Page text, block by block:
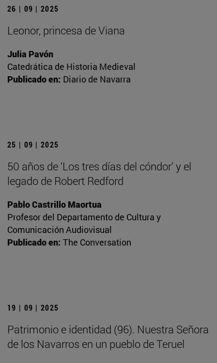
26 | 09 | 2025
Leonor, princesa de Viana
Julia Pavón
Catedrática de Historia Medieval
Publicado en: Diario de Navarra
25 | 09 | 2025
50 años de ‘Los tres días del cóndor’ y el
legado de Robert Redford
Pablo Castrillo Maortua
Profesor del Departamento de Cultura y
Comunicación Audiovisual
Publicado en: The Conversation
19 | 09 | 2025
Patrimonio e identidad (96). Nuestra Señora
de los Navarros en un pueblo de Teruel